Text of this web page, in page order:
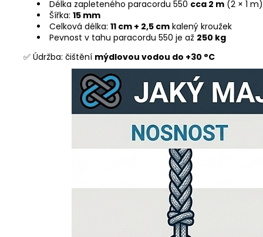
Délka zapleteného paracordu 550 cca 2 m (2 × 1 m)
Šířka: 15 mm
Celková délka: 11 cm + 2,5 cm kalený kroužek
Pevnost v tahu paracordu 550 je až 250 kg
✅ Údržba: čištění mýdlovou vodou do +30 °C